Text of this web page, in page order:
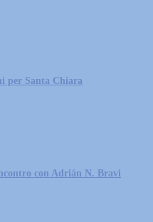
per Santa Chiara
con Adrián N. Bravi